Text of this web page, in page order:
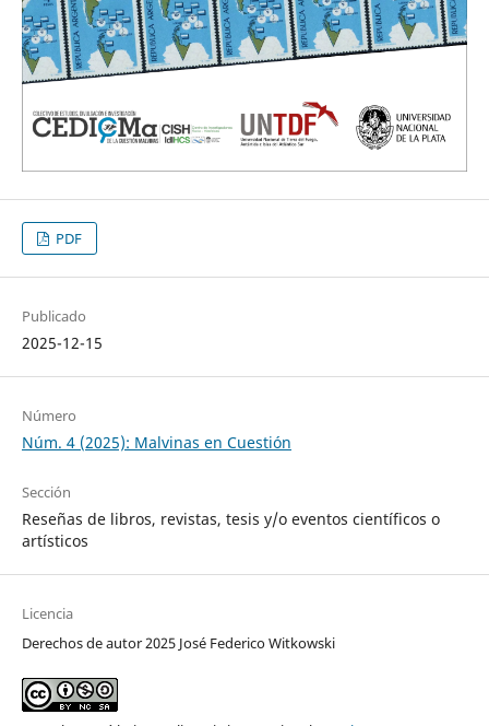
PDF
Publicado
2025-12-15
Número
Núm. 4 (2025): Malvinas en Cuestión
Sección
Reseñas de libros, revistas, tesis y/o eventos científicos o
artísticos
Licencia
Derechos de autor 2025 José Federico Witkowski